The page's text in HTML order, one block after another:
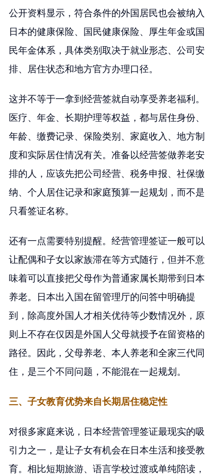
公开资料显示，符合条件的外国居民也会被纳入
日本的健康保险、国民健康保险、厚生年金或国
民年金体系，具体类别取决于就业形态、公司安
排、居住状态和地方官方办理口径。
这并不等于一拿到经营签就自动享受养老福利。
医疗、年金、长期护理等权益，都与居住身份、
年龄、缴费记录、保险类别、家庭收入、地方制
度和实际居住情况有关。准备以经营签做养老安
排的人，应该先把公司经营、税务申报、社保缴
纳、个人居住记录和家庭预算一起规划，而不是
只看签证名称。
还有一点需要特别提醒。经营管理签证一般可以
让配偶和子女以家族滞在等方式随行，但并不意
味着可以直接把父母作为普通家属长期带到日本
养老。日本出入国在留管理厅的问答中明确提
到，除高度外国人才相关优待等少数情况外，原
则上不存在仅因是外国人父母就授予在留资格的
路径。因此，父母养老、本人养老和全家三代同
住，是三个不同问题，不能混在一起规划。
三、子女教育优势来自长期居住稳定性
对很多家庭来说，日本经营管理签证最现实的吸
引力之一，是让子女有机会在日本生活和接受教
育。相比短期旅游、语言学校过渡或单纯陪读，